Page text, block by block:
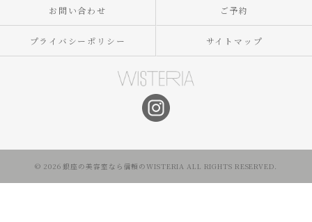
お問い合わせ ご予約
プライバシーポリシー サイトマップ
© 2026 銀座の美容室なら信頼のWISTERIA ALL RIGHTS RESERVED.